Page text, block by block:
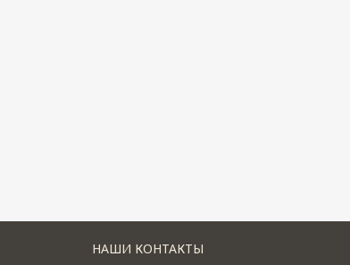
НАШИ КОНТАКТЫ